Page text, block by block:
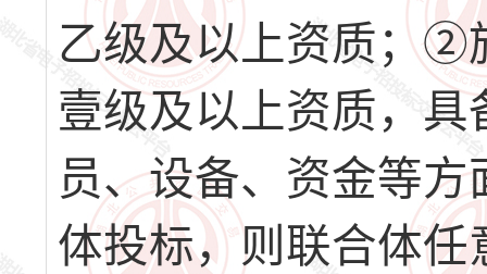
乙级及以上资质；②
壹级及以上资质，
员、设备、资金等
体投标，则联合体